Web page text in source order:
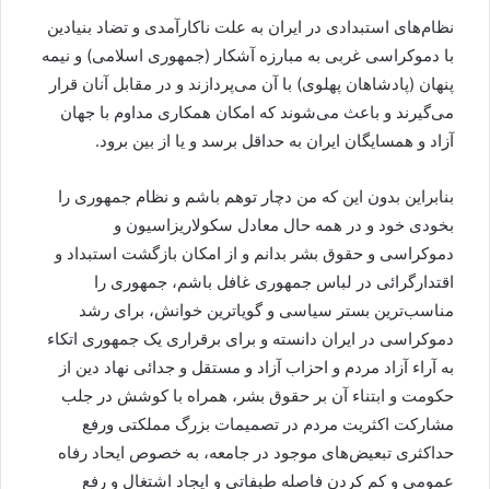
نظام‌های استبدادی در ایران به علت ناکارآمدی و تضاد بنیادین
با دموکراسی غربی به مبارزه آشکار (جمهوری اسلامی) و نیمه
پنهان (پادشاهان پهلوی) با آن می‌پردازند و در مقابل آنان قرار
می‌گیرند و باعث می‌شوند که امکان همکاری مداوم با جهان
آزاد و همسایگان ایران به حداقل برسد و یا از بین برود.
بنابراین بدون این که من دچار توهم باشم و نظام جمهوری را
بخودی خود و در همه حال معادل سکولاریزاسیون و
دموکراسی و حقوق بشر بدانم و از امکان بازگشت استبداد و
اقتدارگرائی در لباس جمهوری غافل باشم، جمهوری را
مناسب‌ترین بستر سیاسی و گویاترین خوانش، برای رشد
دموکراسی در ایران دانسته و برای برقراری یک جمهوری اتکاء
به آراء آزاد مردم و احزاب آزاد و مستقل و جدائی نهاد دین از
حکومت و ابتناء آن بر حقوق بشر، همراه با کوشش در جلب
مشارکت اکثریت مردم در تصمیمات بزرگ مملکتی ورفع
حداکثری تبعیض‌های موجود در جامعه، به خصوص ایحاد رفاه
عمومی و کم کردن فاصله طبفاتی و ایجاد اشتغال و رفع